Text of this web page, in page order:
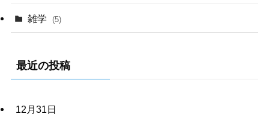
雑学 (5)
最近の投稿
12月31日